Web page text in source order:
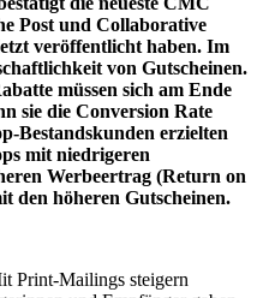
Post und Collaborative
veröffentlicht haben. Im
von Gutscheinen.
müssen sich am Ende
sie die Conversion Rate
Bestandskunden erzielten
mit niedrigeren
Werbeertrag (Return on
den höheren Gutscheinen.
Print-Mailings steigern